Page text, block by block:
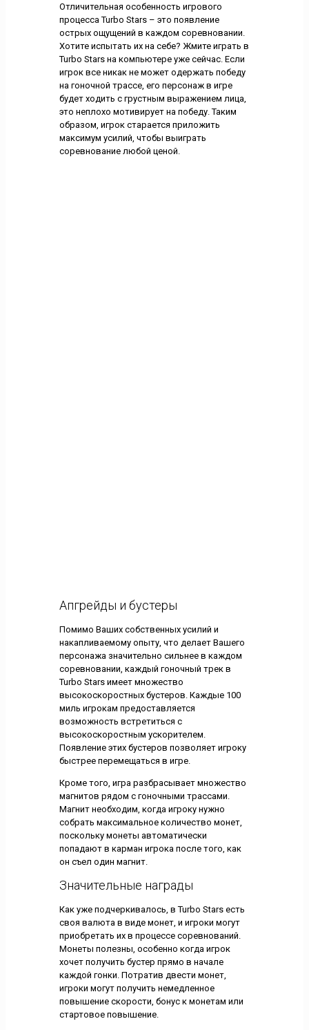
Отличительная особенность игрового
процесса Turbo Stars – это появление
острых ощущений в каждом соревновании.
Хотите испытать их на себе? Жмите играть в
Turbo Stars на компьютере уже сейчас. Если
игрок все никак не может одержать победу
на гоночной трассе, его персонаж в игре
будет ходить с грустным выражением лица,
это неплохо мотивирует на победу. Таким
образом, игрок старается приложить
максимум усилий, чтобы выиграть
соревнование любой ценой.
Апгрейды и бустеры
Помимо Ваших собственных усилий и
накапливаемому опыту, что делает Вашего
персонажа значительно сильнее в каждом
соревновании, каждый гоночный трек в
Turbo Stars имеет множество
высокоскоростных бустеров. Каждые 100
миль игрокам предоставляется
возможность встретиться с
высокоскоростным ускорителем.
Появление этих бустеров позволяет игроку
быстрее перемещаться в игре.
Кроме того, игра разбрасывает множество
магнитов рядом с гоночными трассами.
Магнит необходим, когда игроку нужно
собрать максимальное количество монет,
поскольку монеты автоматически
попадают в карман игрока после того, как
он съел один магнит.
Значительные награды
Как уже подчеркивалось, в Turbo Stars есть
своя валюта в виде монет, и игроки могут
приобретать их в процессе соревнований.
Монеты полезны, особенно когда игрок
хочет получить бустер прямо в начале
каждой гонки. Потратив двести монет,
игроки могут получить немедленное
повышение скорости, бонус к монетам или
стартовое повышение.